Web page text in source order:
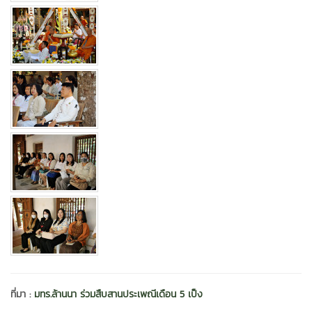
ที่มา : มทร.ล้านนา ร่วมสืบสานประเพณีเดือน 5 เป็ง